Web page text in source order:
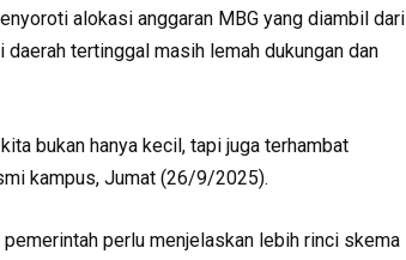
alokasi anggaran MBG yang diambil dari
tertinggal masih lemah dukungan dan
bukan hanya kecil, tapi juga terhambat
kampus, Jumat (26/9/2025).
perlu menjelaskan lebih rinci skema